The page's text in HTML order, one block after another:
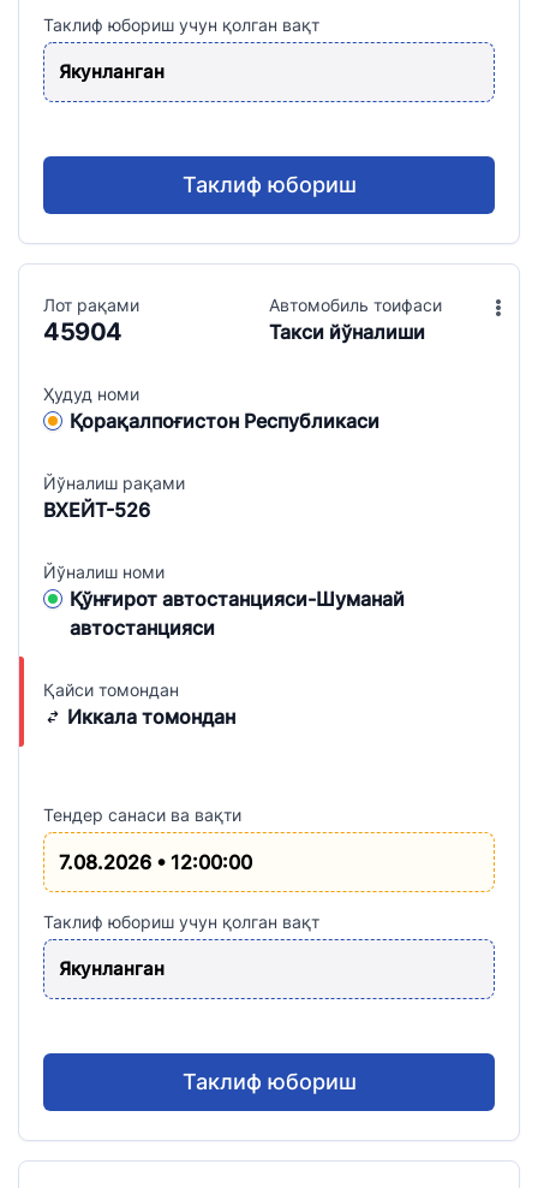
Таклиф юбориш учун қолган вақт
Якунланган
Таклиф юбориш
Лот рақами
45904
Ҳудуд номи
Қорақалпоғистон Республикаси
Йўналиш рақами
ВХЕЙТ-526
Йўналиш номи
Қўнғирот автостанцияси-Шуманай
автостанцияси
Aвтомобиль тоифаси
Такси йўналиши
Қайси томондан
Иккала томондан
Тендер санаси ва вақти
7.08.2026 • 12:00:00
Таклиф юбориш учун қолган вақт
Якунланган
Таклиф юбориш